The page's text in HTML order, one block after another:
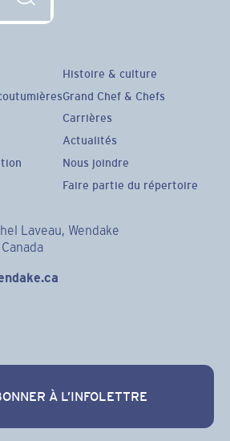
Laveau, Wendake
Histoire & culture
Grand Chef & Chefs
Carrières
Actualités
Nous joindre
Faire partie du répertoire
À L’INFOLETTRE